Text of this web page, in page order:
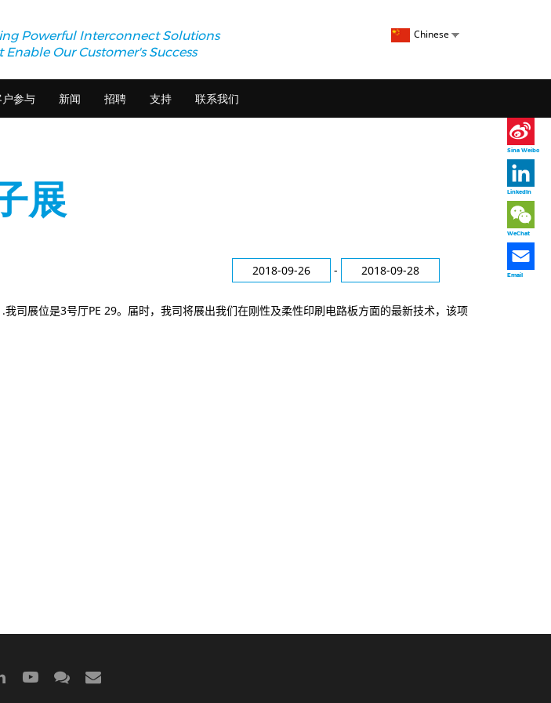
Powerful Interconnect Solutions
Enable Our Customer's Success
Chinese
Sina Weibo
LinkedIn
WeChat
Email
参与 新闻 招聘 支持 联系我们
展
2018-09-26 - 2018-09-28
.我司展位是3号厅PE 29。届时，我司将展出我们在刚性及柔性印刷电路板方面的最新技术，该项